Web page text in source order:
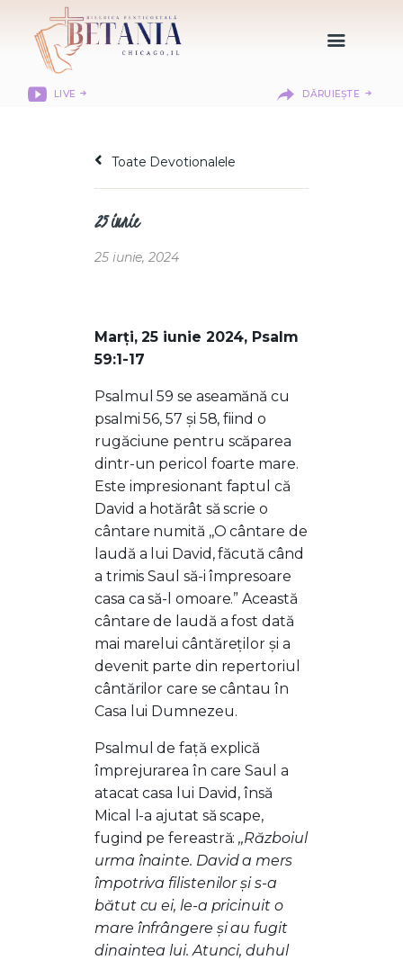
LIVE DĂRUIEȘTE
DESPRE NOI
CITIREA BIBLIEI
MISIUNEA BETANIA
LOGIN MEMBER
PORTAL
Toate Devotionalele
25 iunie
25 iunie, 2024
Marți, 25 iunie 2024, Psalm
59:1-17
Psalmul 59 se aseamănă cu
psalmi 56, 57 și 58, fiind o
rugăciune pentru scăparea
dintr-un pericol foarte mare.
Este impresionant faptul că
David a hotărât să scrie o
cântare numită ,,O cântare de
laudă a lui David, făcută când
a trimis Saul să-i împresoare
casa ca să-l omoare.” Această
cântare de laudă a fost dată
mai marelui cântăreților și a
devenit parte din repertoriul
cântărilor care se cântau în
Casa lui Dumnezeu.
Psalmul de față explică
împrejurarea în care Saul a
atacat casa lui David, însă
Mical l-a ajutat să scape,
fugind pe fereastră:,,Războiul
urma înainte. David a mers
împotriva filistenilor şi s-a
bătut cu ei, le-a pricinuit o
mare înfrângere şi au fugit
dinaintea lui. Atunci, duhul